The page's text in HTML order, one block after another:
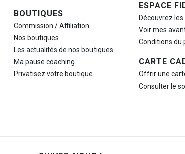
BOUTIQUES
Commission / Affiliation
Nos boutiques
Les actualités de nos boutiques
Ma pause coaching
Privatisez votre boutique
ESPACE
Découvrez
Voir mes
Conditions du
CARTE
Offrir une
Consulter le